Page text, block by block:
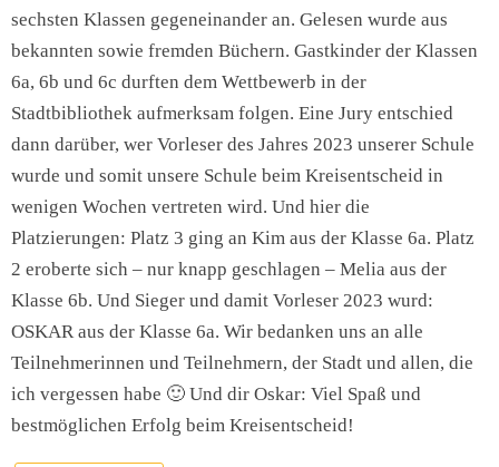
sechsten Klassen gegeneinander an. Gelesen wurde aus
bekannten sowie fremden Büchern. Gastkinder der Klassen
6a, 6b und 6c durften dem Wettbewerb in der
Stadtbibliothek aufmerksam folgen. Eine Jury entschied
dann darüber, wer Vorleser des Jahres 2023 unserer Schule
wurde und somit unsere Schule beim Kreisentscheid in
wenigen Wochen vertreten wird. Und hier die
Platzierungen: Platz 3 ging an Kim aus der Klasse 6a. Platz
2 eroberte sich – nur knapp geschlagen – Melia aus der
Klasse 6b. Und Sieger und damit Vorleser 2023 wurd:
OSKAR aus der Klasse 6a. Wir bedanken uns an alle
Teilnehmerinnen und Teilnehmern, der Stadt und allen, die
ich vergessen habe 🙂 Und dir Oskar: Viel Spaß und
bestmöglichen Erfolg beim Kreisentscheid!